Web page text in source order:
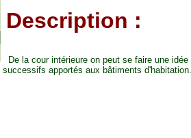
Description :
De la cour intérieure on peut se faire une
successifs apportés aux bâtiments d'habitation.